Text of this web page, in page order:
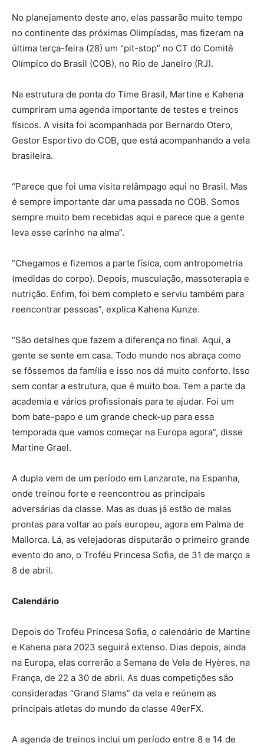
No planejamento deste ano, elas passarão muito tempo
no continente das próximas Olimpíadas, mas fizeram na
última terça-feira (28) um “pit-stop” no CT do Comitê
Olímpico do Brasil (COB), no Rio de Janeiro (RJ).
Na estrutura de ponta do Time Brasil, Martine e Kahena
cumpriram uma agenda importante de testes e treinos
físicos. A visita foi acompanhada por Bernardo Otero,
Gestor Esportivo do COB, que está acompanhando a vela
brasileira.
“Parece que foi uma visita relâmpago aqui no Brasil. Mas
é sempre importante dar uma passada no COB. Somos
sempre muito bem recebidas aqui e parece que a gente
leva esse carinho na alma”.
”Chegamos e fizemos a parte física, com antropometria
(medidas do corpo). Depois, musculação, massoterapia e
nutrição. Enfim, foi bem completo e serviu também para
reencontrar pessoas”, explica Kahena Kunze.
“São detalhes que fazem a diferença no final. Aqui, a
gente se sente em casa. Todo mundo nos abraça como
se fôssemos da família e isso nos dá muito conforto. Isso
sem contar a estrutura, que é muito boa. Tem a parte da
academia e vários profissionais para te ajudar. Foi um
bom bate-papo e um grande check-up para essa
temporada que vamos começar na Europa agora”, disse
Martine Grael.
A dupla vem de um período em Lanzarote, na Espanha,
onde treinou forte e reencontrou as principais
adversárias da classe. Mas as duas já estão de malas
prontas para voltar ao país europeu, agora em Palma de
Mallorca. Lá, as velejadoras disputarão o primeiro grande
evento do ano, o Troféu Princesa Sofia, de 31 de março a
8 de abril.
Calendário
Depois do Troféu Princesa Sofia, o calendário de Martine
e Kahena para 2023 seguirá extenso. Dias depois, ainda
na Europa, elas correrão a Semana de Vela de Hyères, na
França, de 22 a 30 de abril. As duas competições são
consideradas “Grand Slams” da vela e reúnem as
principais atletas do mundo da classe 49erFX.
A agenda de treinos inclui um período entre 8 e 14 de